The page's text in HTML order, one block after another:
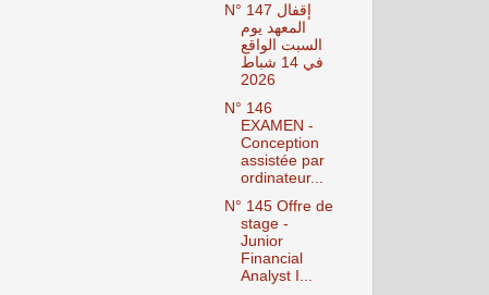
N° 147 إقفال
المعهد يوم
السبت الواقع
في 14 شباط
2026
N° 146
EXAMEN -
Conception
assistée par
ordinateur...
N° 145 Offre de
stage -
Junior
Financial
Analyst I...